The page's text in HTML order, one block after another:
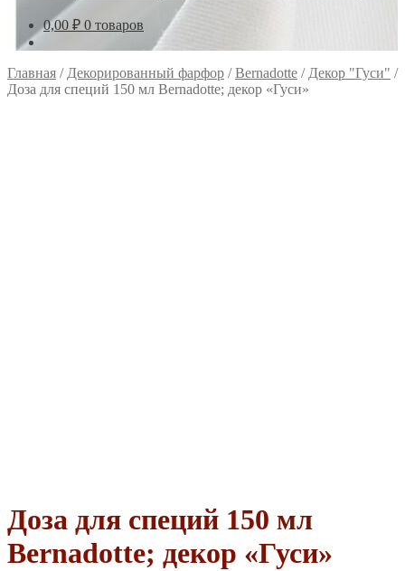
0,00 ₽ 0 товаров
Главная / Декорированный фарфор /Bernadotte / Декор "Гуси" /
Доза для специй 150 мл Bernadotte; декор «Гуси»
Доза для специй 150 мл
Bernadotte; декор «Гуси»